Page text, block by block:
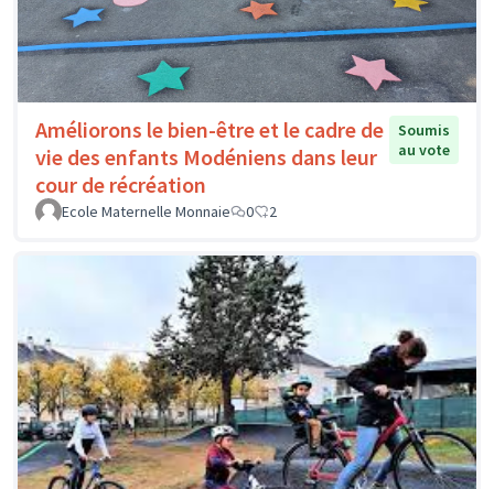
Améliorons le bien-être et le cadre de
vie des enfants Modéniens dans leur
cour de récréation
Soumis
au vote
Ecole Maternelle Monnaie 0 2